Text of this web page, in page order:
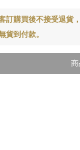
訂購買後不接受退貨
貨到付款。
商